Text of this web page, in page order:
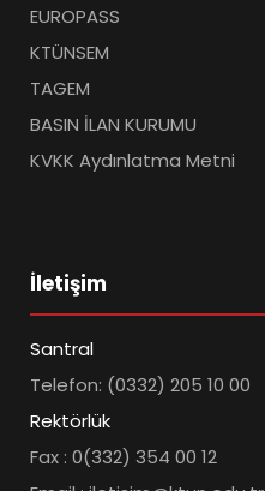
EUROPASS
KTÜNSEM
TAGEM
BASIN İLAN KURUMU
KVKK Aydınlatma Metni
İletişim
Santral
Telefon: (0332) 205 10 00
Rektörlük
Fax : 0(332) 354 00 12